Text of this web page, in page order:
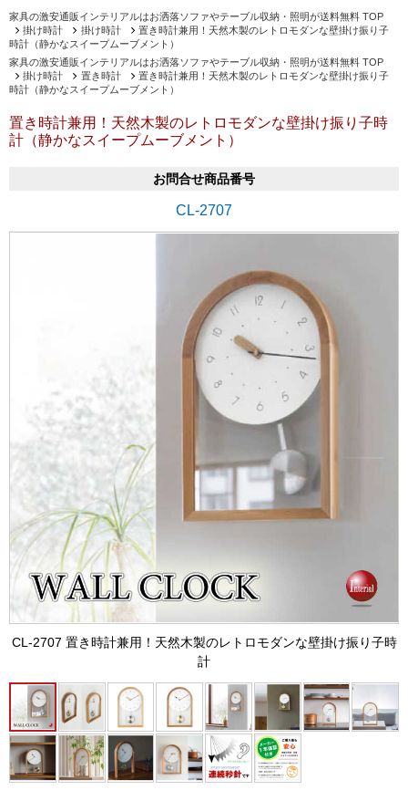
家具の激安通販インテリアルはお洒落ソファやテーブル収納・照明が送料無料 TOP
掛け時計
掛け時計
置き時計兼用！天然木製のレトロモダンな壁掛け振り子
時計（静かなスイープムーブメント）
家具の激安通販インテリアルはお洒落ソファやテーブル収納・照明が送料無料 TOP
掛け時計
置き時計
置き時計兼用！天然木製のレトロモダンな壁掛け振り子
時計（静かなスイープムーブメント）
置き時計兼用！天然木製のレトロモダンな壁掛け振り子時
計（静かなスイープムーブメント）
お問合せ商品番号
CL-2707
CL-2707 置き時計兼用！天然木製のレトロモダンな壁掛け振り子時
計